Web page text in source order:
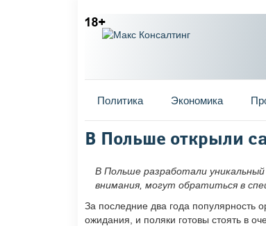
Главное меню
Политика Экономика
Вы здесь
В Польше открыли
В Польше разработали
внимания, могут обратиться в
За последние два года популярность
ожидания, и поляки готовы стоять в